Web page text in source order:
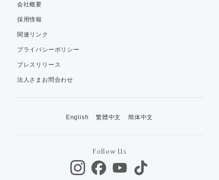
会社概要
採用情報
関連リンク
プライバシーポリシー
プレスリリース
法人さまお問合わせ
English 繁體中文 簡体中文
Follow Us